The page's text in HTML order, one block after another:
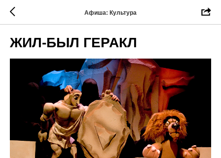
Афиша: Культура
ЖИЛ-БЫЛ ГЕРАКЛ